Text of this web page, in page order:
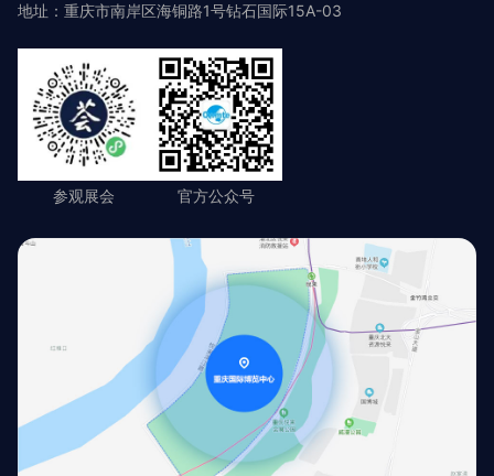
地址：重庆市南岸区海铜路1号钻石国际15A-03
参观展会 官方公众号